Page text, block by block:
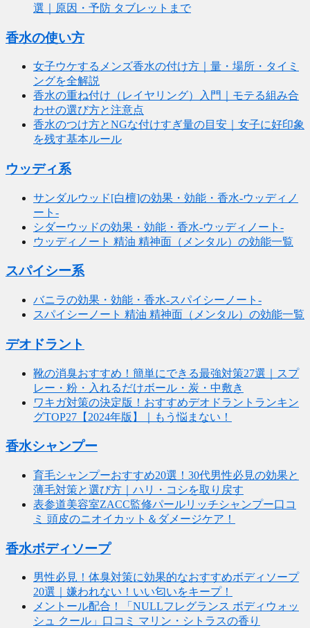
選｜原因・予防 タブレットまで
香水の使い方
女子ウケするメンズ香水の付け方｜量・場所・タイミ
ングを全解説
香水の重ね付け（レイヤリング）入門｜モテる組み合
わせの選び方と注意点
香水のつけ方とNGな付けすぎ量の目安｜女子に好印象
を残す基本ルール
ウッディ系
サンダルウッド[白檀]の効果・効能・香水-ウッディノ
ート-
シダーウッドの効果・効能・香水-ウッディノート-
ウッディノート 精油 精神面（メンタル）の効能一覧
スパイシー系
バニラの効果・効能・香水-スパイシーノート-
スパイシーノート 精油 精神面（メンタル）の効能一覧
デオドラント
靴の消臭おすすめ！簡単にできる最強対策27選｜スプ
レー・粉・入れるだけボール・炭・中敷き
ワキガ対策の決定版！おすすめデオドラントランキン
グTOP27【2024年版】｜もう悩まない！
香水シャンプー
育毛シャンプーおすすめ20選！30代男性必見の効果と
薄毛対策と選び方｜ハリ・コシを取り戻す
表参道美容室ZACC監修パールリッチシャンプー口コ
ミ 頭皮のニオイカット＆ダメージケア！
香水ボディソープ
男性必見！体臭対策に効果的なおすすめボディソープ
20選｜嫌われない！いい匂いをキープ！
メントール配合！「NULLフレグランス ボディウォッ
シュ クール」口コミ マリン・シトラスの香り